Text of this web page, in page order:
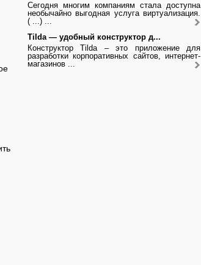
Сегодня многим компаниям стала доступна
необычайно выгодная услуга виртуализация.
( ...) ...
Tilda — удобный конструктор д...
Конструктор Tilda – это приложение для
разработки корпоративных сайтов, интернет-
магазинов ...